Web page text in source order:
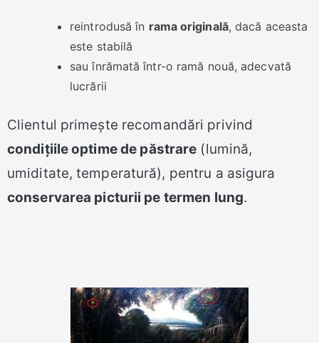
reintrodusă în rama originală, dacă aceasta
este stabilă
sau înrămată într-o ramă nouă, adecvată
lucrării
Clientul primește recomandări privind
condițiile optime de păstrare (lumină,
umiditate, temperatură), pentru a asigura
conservarea picturii pe termen lung.